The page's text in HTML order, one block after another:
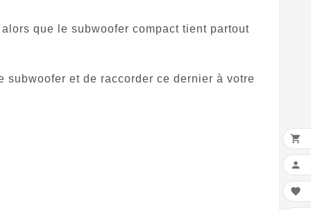
que le subwoofer compact tient partout
et de raccorder ce dernier à votre


